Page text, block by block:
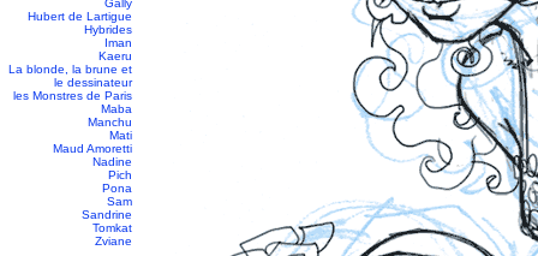
Gally
Hubert de Lartigue
Hybrides
Iman
Kaeru
La blonde, la brune et
le dessinateur
les Monstres de Paris
Maba
Manchu
Mati
Maud Amoretti
Nadine
Pich
Pona
Sam
Sandrine
Tomkat
Zviane